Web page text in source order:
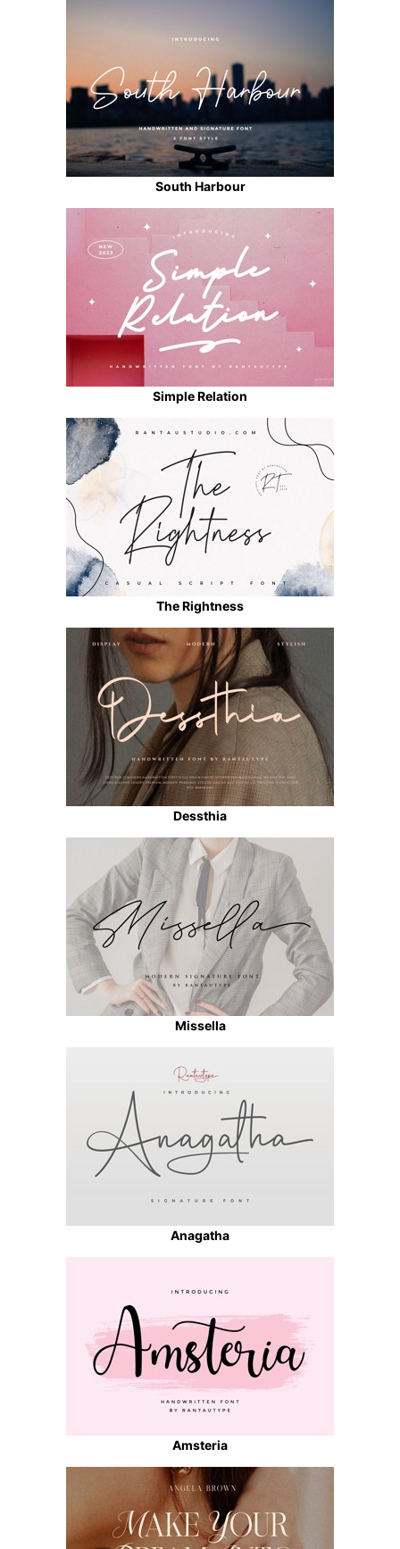
South Harbour
Simple Relation
The Rightness
Dessthia
Missella
Anagatha
Amsteria